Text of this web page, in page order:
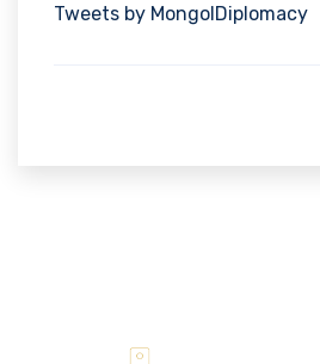
Tweets by MongolDiplomacy